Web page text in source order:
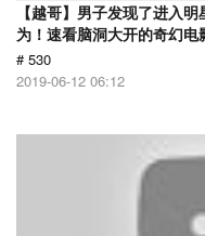
【越哥】男子发现了进入
为！速看脑洞大开的奇幻电
# 530
2019-06-12 06:12